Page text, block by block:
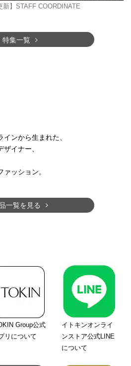
】STAFF COORDINATE
特集一覧
ンから生まれた、
イナー、
ッション。
一覧を見る
Group公式
リについて
イトキンオンライ
ンストア公式LINE
について